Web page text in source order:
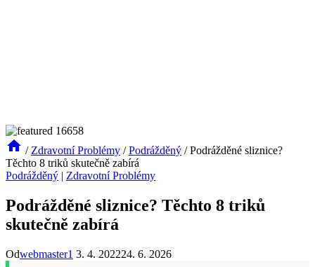
/ Zdravotní Problémy / Podrážděný / Podrážděné sliznice?
Těchto 8 triků skutečně zabírá
Podrážděný | Zdravotní Problémy
Podrážděné sliznice? Těchto 8 triků
skutečně zabírá
Odwebmaster1 3. 4. 202224. 6. 2026